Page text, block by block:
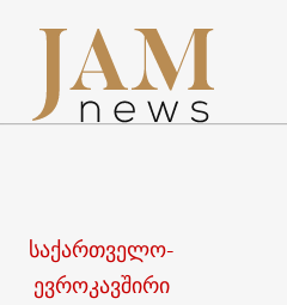
საქართველო-
ევროკავშირი